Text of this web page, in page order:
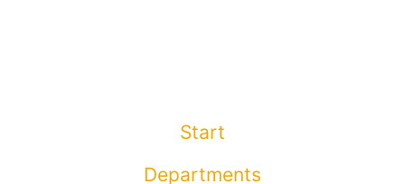
Start
Departments